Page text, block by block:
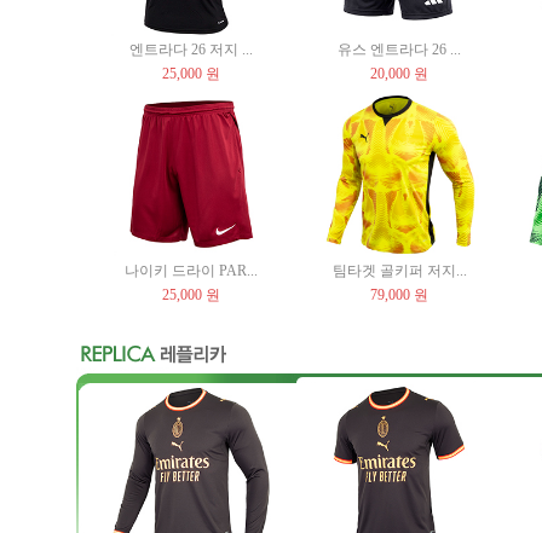
엔트라다 26 저지 ...
25,000 원
유스 엔트라다 26 ...
20,000 원
나이키 드라이 PAR...
25,000 원
팀타겟 골키퍼 저지...
79,000 원